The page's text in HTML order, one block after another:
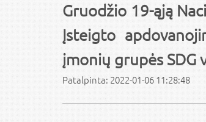
Gruodžio 19-ąją
Įsteigto
įmonių grupės SDG
Patalpinta: 2022-01-06 11:28:48